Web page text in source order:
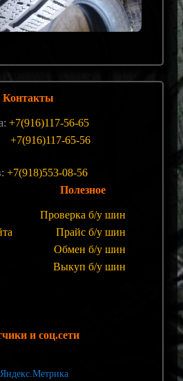
Контакты
+7(916)117-56-65
+7(916)117-65-56
+7(918)553-08-56
Полезное
Проверка б/у шин
Прайс б/у шин
Обмен б/у шин
Выкуп б/у шин
и соц.сети